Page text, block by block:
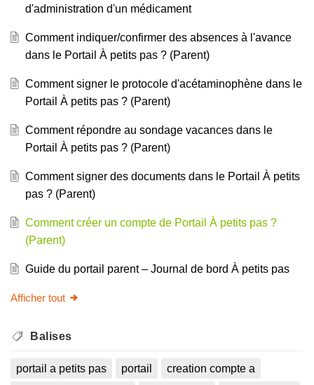
d'administration d'un médicament
Comment indiquer/confirmer des absences à l'avance
dans le Portail À petits pas ? (Parent)
Comment signer le protocole d'acétaminophène dans le
Portail À petits pas ? (Parent)
Comment répondre au sondage vacances dans le
Portail À petits pas ? (Parent)
Comment signer des documents dans le Portail À petits
pas ? (Parent)
Comment créer un compte de Portail À petits pas ?
(Parent)
Guide du portail parent – Journal de bord À petits pas
Afficher tout
Balises
portail a petits pas portail
creation compte a